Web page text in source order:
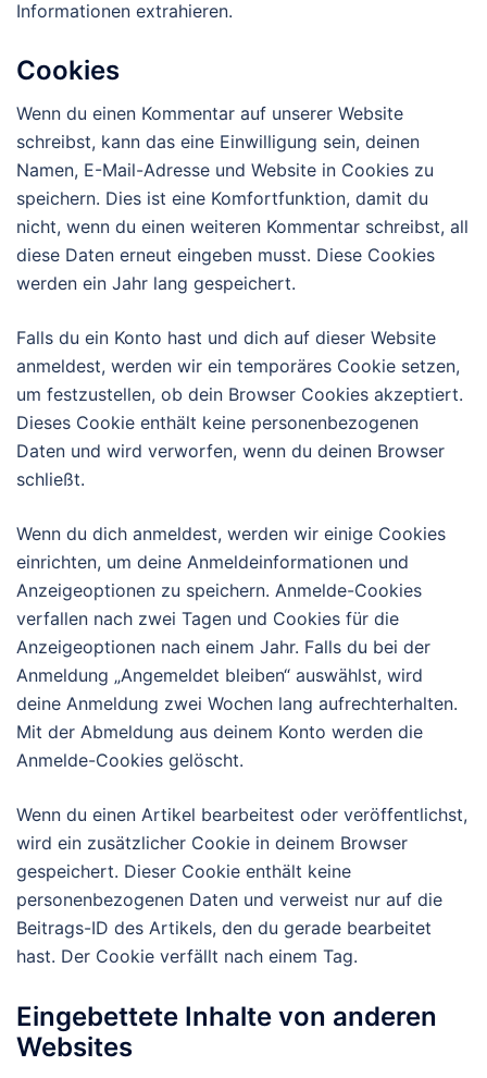
Informationen extrahieren.
Cookies
Wenn du einen Kommentar auf unserer Website
schreibst, kann das eine Einwilligung sein, deinen
Namen, E-Mail-Adresse und Website in Cookies zu
speichern. Dies ist eine Komfortfunktion, damit du
nicht, wenn du einen weiteren Kommentar schreibst, all
diese Daten erneut eingeben musst. Diese Cookies
werden ein Jahr lang gespeichert.
Falls du ein Konto hast und dich auf dieser Website
anmeldest, werden wir ein temporäres Cookie setzen,
um festzustellen, ob dein Browser Cookies akzeptiert.
Dieses Cookie enthält keine personenbezogenen
Daten und wird verworfen, wenn du deinen Browser
schließt.
Wenn du dich anmeldest, werden wir einige Cookies
einrichten, um deine Anmeldeinformationen und
Anzeigeoptionen zu speichern. Anmelde-Cookies
verfallen nach zwei Tagen und Cookies für die
Anzeigeoptionen nach einem Jahr. Falls du bei der
Anmeldung „Angemeldet bleiben“ auswählst, wird
deine Anmeldung zwei Wochen lang aufrechterhalten.
Mit der Abmeldung aus deinem Konto werden die
Anmelde-Cookies gelöscht.
Wenn du einen Artikel bearbeitest oder veröffentlichst,
wird ein zusätzlicher Cookie in deinem Browser
gespeichert. Dieser Cookie enthält keine
personenbezogenen Daten und verweist nur auf die
Beitrags-ID des Artikels, den du gerade bearbeitet
hast. Der Cookie verfällt nach einem Tag.
Eingebettete Inhalte von anderen
Websites